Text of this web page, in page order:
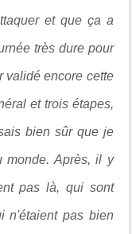
et que ça a
très dure pour
validé encore cette
et trois étapes,
bien sûr que je
monde. Après, il y
pas là, qui sont
n'étaient pas bien